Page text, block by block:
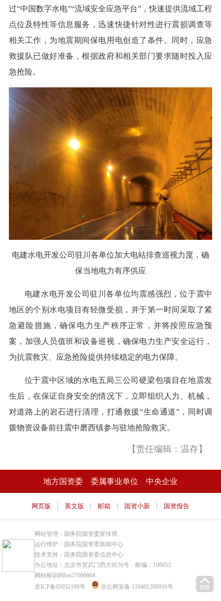
过“中国数字水电”“流域安全应急平台”，快速提供流域工程
点位及特性等信息服务，迅速快捷针对性进行震损调查等
相关工作，为地震期间保电用电创造了条件。同时，应急
救援队已做好准备，根据政府和相关部门要求随时投入应
急抢险。
电建水电开发公司驻川各单位加大电站排查巡视力度，确
保当地电力有序供应
电建水电开发公司驻川各单位均震感强烈，位于震中
地区的个别水电项目有轻微受损，并于第一时间采取了紧
急避险措施，确保电力生产秩序正常，并将按照应急预
案，加强人员值班和设备巡视，确保电力生产安全运行，
为抗震救灾、应急抢险提供持续稳定的电力保障。
位于震中区域的水电五局三公司硬梁包项目在地震发
生后，在保证自身安全的情况下，立即组织人力、机械，
对道路上的岩石进行清理，打通救援“生命通道”，同时调
拨物资设备前往震中磨西镇参与驻地抢险救灾。
【责任编辑：温存】
地方国资委 委属事业单位 中央企业
网页版 | 英文版 | 邮箱 | 国资小新 | 国资报告
网站管理：国务院国资委宣传局
运行维护：国务院国资委新闻中心
技术支持：国务院国资委信息中心
办公地址：北京市宣武门西大街26号 邮编：100053
网站标识码bm27000004
京ICP备05052109号
京公网安备 110401200016号